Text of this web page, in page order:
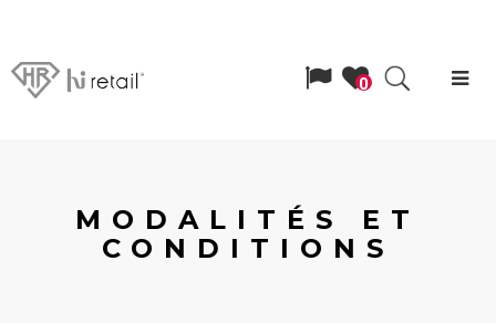
Richiedi
0 Search
MODALITÉS ET
CONDITIONS